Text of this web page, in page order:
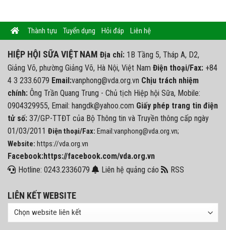
Thành tựu Tuyển dụng Hỏi đáp Liên hệ
HIỆP HỘI SỮA VIỆT NAM Địa chỉ: 1B Tầng 5, Tháp A, D2,
Giảng Võ, phường Giảng Võ, Hà Nội, Việt Nam Điện thoại/Fax: +84
4 3 233.6079 Email:vanphong@vda.org.vn Chịu trách nhiệm
chính: Ông Trần Quang Trung - Chủ tịch Hiệp hội Sữa, Mobile:
0904329955, Email: hangdk@yahoo.com Giấy phép trang tin điện
tử số: 37/GP-TTĐT của Bộ Thông tin và Truyền thông cấp ngày
01/03/2011 Điện thoại/Fax: Email:vanphong@vda.org.vn;
Website: https://vda.org.vn
Facebook:https://facebook.com/vda.org.vn
Hotline: 0243.2336079
Liên hệ quảng cáo RSS
LIÊN KẾT WEBSITE